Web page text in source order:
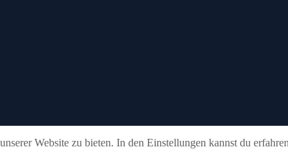
Website zu bieten. In den Einstellungen kannst du